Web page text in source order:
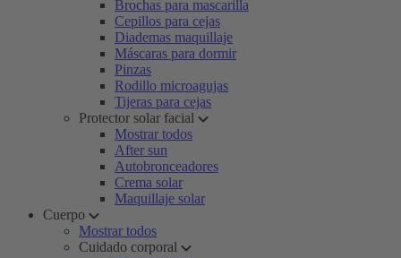
Brochas para mascarilla
Cepillos para cejas
Diademas maquillaje
Máscaras para dormir
Pinzas
Rodillo microagujas
Tijeras para cejas
Protector solar facial
Mostrar todos
After sun
Autobronceadores
Crema solar
Maquillaje solar
Cuerpo
Mostrar todos
Cuidado corporal